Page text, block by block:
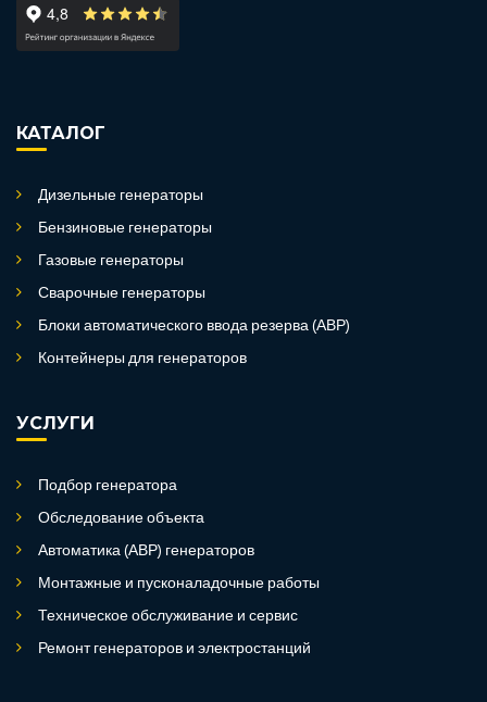
КАТАЛОГ
Дизельные генераторы
Бензиновые генераторы
Газовые генераторы
Сварочные генераторы
Блоки автоматического ввода резерва (АВР)
Контейнеры для генераторов
УСЛУГИ
Подбор генератора
Обследование объекта
Автоматика (АВР) генераторов
Монтажные и пусконаладочные работы
Техническое обслуживание и сервис
Ремонт генераторов и электростанций